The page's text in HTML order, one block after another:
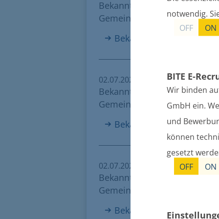
notwendig.
OFF
ON
BITE E-
Wir binden
GmbH ein.
und
können
gesetzt
OFF
ON
Bekanntmachung der
Gemeindevertretung Klein
Bekanntmachung der
02.07.2024
Bekanntmachung der
Gemeindevertretung Rubkow
Bekanntmachung der
02.07.2024
Bekanntmachung der
Gemeindevertretung Ziethen
Bekanntmachung der